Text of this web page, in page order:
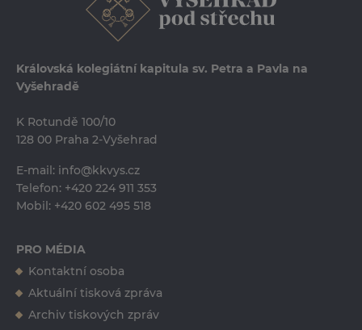
Královská kolegiátní kapitula sv. Petra a Pavla na
Vyšehradě
K Rotundě 100/10
128 00 Praha 2-Vyšehrad
E-mail: info@kkvys.cz
Telefon: +420 224 911 353
Mobil: +420 602 495 518
PRO MÉDIA
Kontaktní osoba
Ing. Erika Tučková
erika.tuckova@kkvys.cz
Aktuální tisková zpráva
Archiv tiskových zpráv